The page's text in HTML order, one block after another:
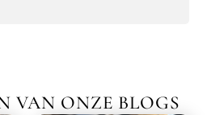
VAN ONZE BLOGS